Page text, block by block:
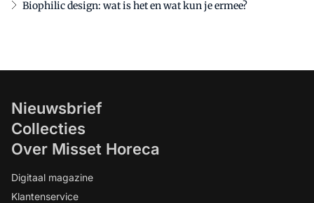
Biophilic design: wat is het en wat kun je ermee?
Nieuwsbrief
Collecties
Over Misset Horeca
Digitaal magazine
Klantenservice